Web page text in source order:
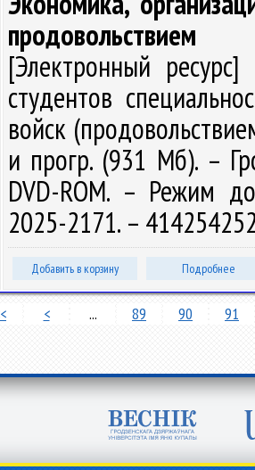
продовольствием
[Электронный
студентов
войск
и прогр. (931 Мб). –
DVD-ROM. – Режим
2025-2171. –
Добавить в корзину Подробнее
< ... 89 90 91